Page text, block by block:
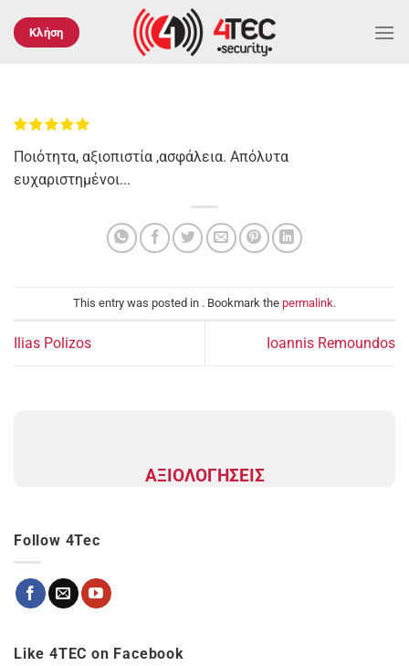
στο
Κλήση
Ποιότητα, αξιοπιστία ,ασφάλεια. Απόλυτα
ευχαριστημένοι...
This entry was posted in . Bookmark the permalink.
Ilias Polizos Ioannis Remoundos
ΑΞΙΟΛΟΓΗΣΕΙΣ
Follow 4Tec
Like 4TEC on Facebook